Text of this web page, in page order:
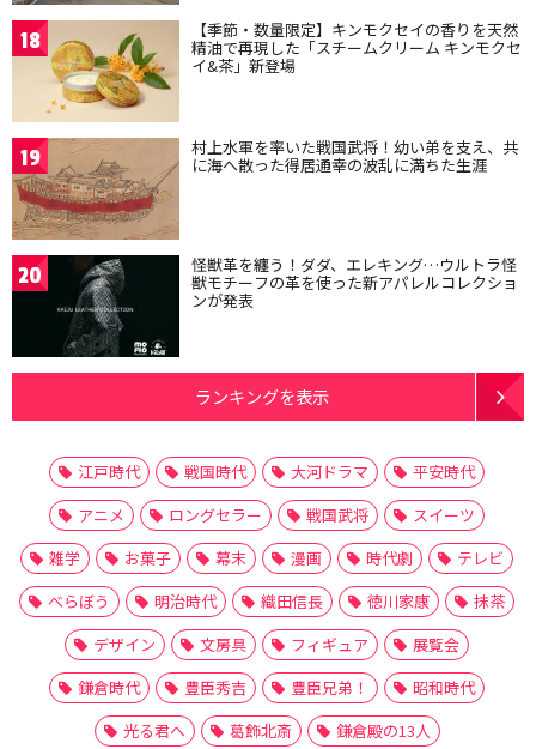
18 【季節・数量限定】キンモクセイの香りを天然
精油で再現した「スチームクリーム キンモクセ
イ&茶」新登場
19 村上水軍を率いた戦国武将！幼い弟を支え、共
に海へ散った得居通幸の波乱に満ちた生涯
20 怪獣革を纏う！ダダ、エレキング…ウルトラ怪
獣モチーフの革を使った新アパレルコレクショ
ンが発表
ランキングを表示
江戸時代 戦国時代 大河ドラマ
平安時代
アニメ
ロングセラー 戦国武将
スイーツ
雑学
お菓子 幕末 漫画 時代劇
テレビ
べらぼう
明治時代 織田信長 徳川家康
抹茶
デザイン
文房具 フィギュア
展覧会
鎌倉時代
豊臣秀吉 豊臣兄弟！
昭和時代
光る君へ
葛飾北斎 鎌倉殿の13人